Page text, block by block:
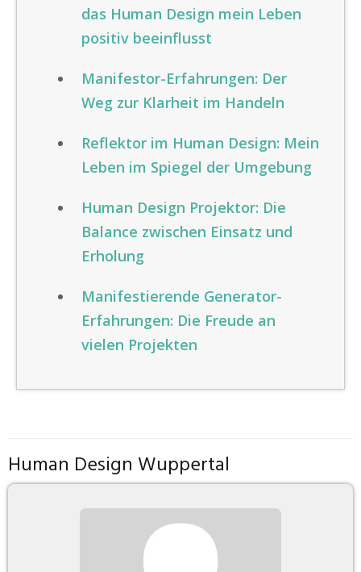
das Human Design mein Leben
positiv beeinflusst
Manifestor-Erfahrungen: Der
Weg zur Klarheit im Handeln
Reflektor im Human Design: Mein
Leben im Spiegel der Umgebung
Human Design Projektor: Die
Balance zwischen Einsatz und
Erholung
Manifestierende Generator-
Erfahrungen: Die Freude an
vielen Projekten
Human Design Wuppertal